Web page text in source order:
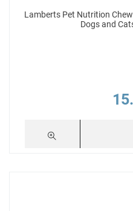
Lamberts Pet Nutrition
Dogs and